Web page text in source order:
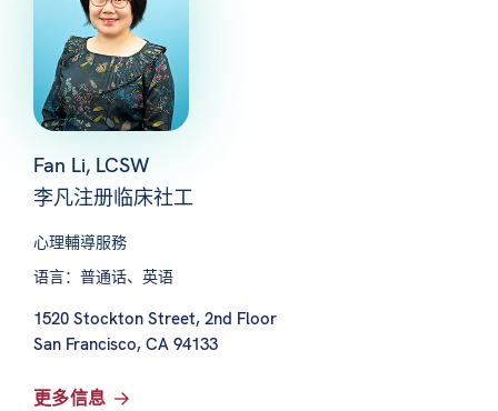
Fan Li, LCSW
李凡注册临床社工
心理輔導服務
语言：普通话、英语
1520 Stockton Street, 2nd Floor
San Francisco, CA 94133
更多信息